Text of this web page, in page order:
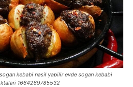
kebabi nasil yapilir evde sogan kebabi
1664269785532